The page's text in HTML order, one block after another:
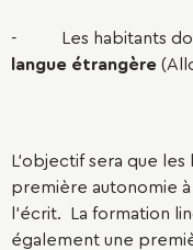
- Les habitants
langue étrangère
L’objectif sera que
première autonomie à
l’écrit. La formation
également une